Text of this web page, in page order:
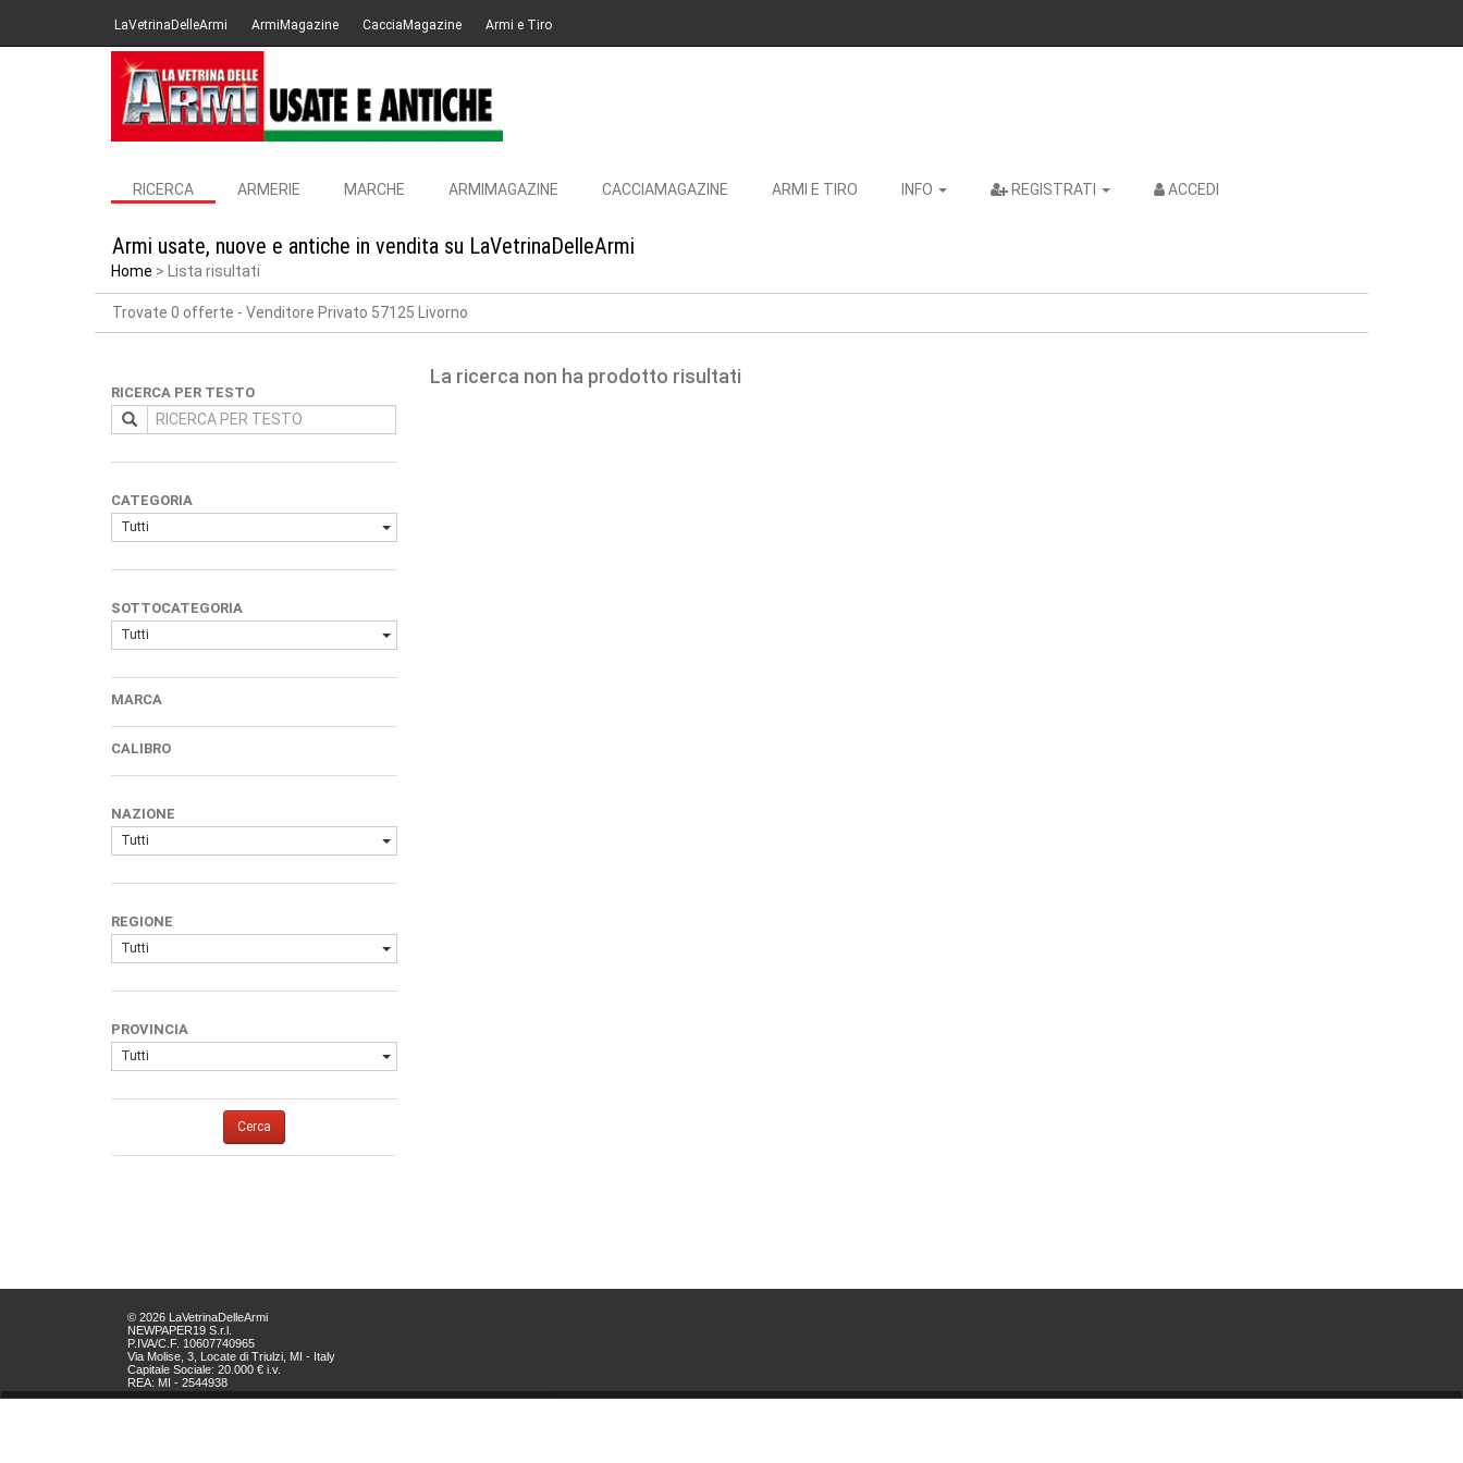
LaVetrinaDelleArmi ArmiMagazine CacciaMagazine Armi e Tiro
RICERCA ARMERIE MARCHE ARMIMAGAZINE CACCIAMAGAZINE ARMI E TIRO INFO REGISTRATI ACCEDI
Armi usate, nuove e antiche in vendita su LaVetrinaDelleArmi
Home Lista risultati
Trovate 0 offerte - Venditore Privato 57125 Livorno
RICERCA PER TESTO
CATEGORIA
Tutti
SOTTOCATEGORIA
Tutti
MARCA
CALIBRO
NAZIONE
Tutti
REGIONE
Tutti
PROVINCIA
Tutti
Cerca
La ricerca non ha prodotto risultati
© 2026 LaVetrinaDelleArmi
NEWPAPER19 S.r.l.
P.IVA/C.F. 10607740965
Via Molise, 3, Locate di Triulzi, MI - Italy
Capitale Sociale: 20.000 € i.v.
REA: MI - 2544938